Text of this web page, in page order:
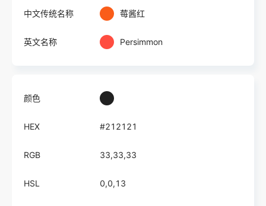
中文传统名称 莓酱红
英文名称 Persimmon
颜色
HEX #212121
RGB 33,33,33
HSL 0,0,13